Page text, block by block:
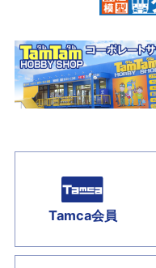
Tamca会員